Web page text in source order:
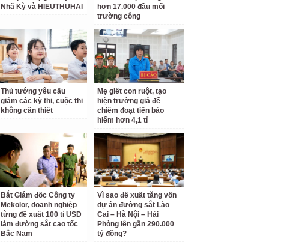
Nhã Kỳ và HIEUTHUHAI
hơn 17.000 đầu mối
trường công
Thủ tướng yêu cầu
giảm các kỳ thi, cuộc thi
không cần thiết
Mẹ giết con ruột, tạo
hiện trường giả để
chiếm đoạt tiền bảo
hiểm hơn 4,1 tỉ
Bắt Giám đốc Công ty
Mekolor, doanh nghiệp
từng đề xuất 100 tỉ USD
làm đường sắt cao tốc
Bắc Nam
Vì sao đề xuất tăng vốn
dự án đường sắt Lào
Cai – Hà Nội – Hải
Phòng lên gần 290.000
tỷ đồng?